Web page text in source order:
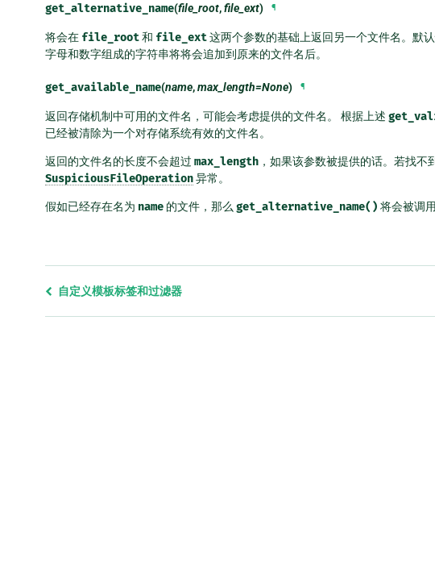
get_alternative_name(file_root,file_ext) ¶
将会在 file_root和 file_ext这两个参数的基础上返回另一个文件名。默
字母和数字组成的字符串将将会追加到原来的文件名后。
get_available_name(name,max_length=None) ¶
返回存储机制中可用的文件名，可能会考虑提供的文件名。 根据上述
已经被清除为一个对存储系统有效的文件名。
返回的文件名的长度不会超过 max_length ，如果该参数被提供的话。若找
SuspiciousFileOperation异常。
假如已经存在名为 name 的文件，那么 get_alternative_name() 将会被调
Previous
自定义模板标签和过滤器